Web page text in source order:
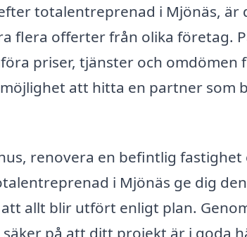
totalentreprenad i Mjönäs, är
flera offerter från olika företag.
priser, tjänster och omdömen
att hitta en partner som
renovera en befintlig fastighet
i Mjönäs ge dig
allt blir utfört enligt plan.
på att ditt projekt är i goda